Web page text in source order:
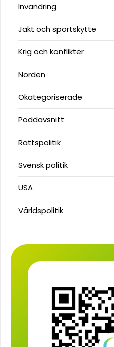
Invandring
Jakt och sportskytte
Krig och konflikter
Norden
Okategoriserade
Poddavsnitt
Rättspolitik
Svensk politik
USA
Världspolitik